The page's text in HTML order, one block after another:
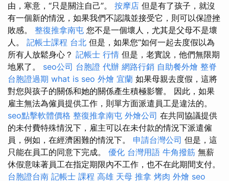
由，寒意，“只是關注自己”。 按摩店 但是有了孩子，就沒
有一個新的情況，如果我們不認識並接受它，則可以保證挫
敗感。 整復推拿南屯 您不是一個壞人，尤其是父母不是壞
人。 記帳士課程 台北 但是，如果您“如何一起去度假以為
所有人放鬆身心？ 記帳士 行情 但是，老實說，他們無限期
地累了。 seo公司 台胞證 代辦 網路行銷 自助餐外燴 整脊
台胞證過期 what is seo 外燴 宜蘭 如果母親去度假，這將
對您與孩子的關係和她的關係產生積極影響。 因此，如果
雇主無法為僱員提供工作，則單方面派遣員工是違法的。
seo點擊軟體價格 整復推拿南屯 外燴公司 在共同協議提供
的未付費特殊情況下，雇主可以在未付款的情況下派遣僱
員，例如，在經濟困難的情況下。 申請台灣公司 但是，這
只能在員工的同意下完成。 優化 台灣用語 牛角撥筋 無薪
休假意味著員工在指定期限內不工作，也不在此期間支付。
台胞證台南 記帳士 課程 高雄 天母 推拿 烤肉 外燴 seo